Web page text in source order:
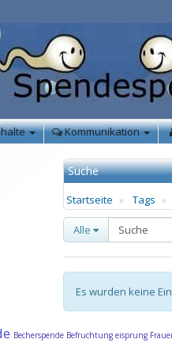
Kommunikation
Suche
Startseite Tags
Alle
Es wurden keine
Becherspende Befruchtung eisprung